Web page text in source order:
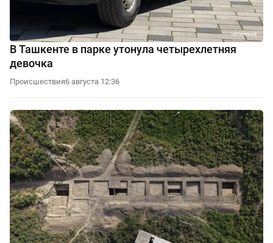
В Ташкенте в парке утонула четырехлетняя
девочка
Происшествия6 августа 12:36